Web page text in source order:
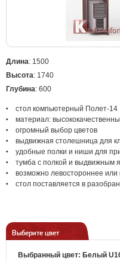
Длина: 1500
Высота: 1740
Глубина: 600
стол компьютерный Полет-14
материал:
огромный выбор цветов
выдвижная столешница для
удобные полки и ниши для
тумба с полкой и выдвижным
возможно левостороннее
стол поставляется в
Выберите цвет
Выбранный цвет: Белый